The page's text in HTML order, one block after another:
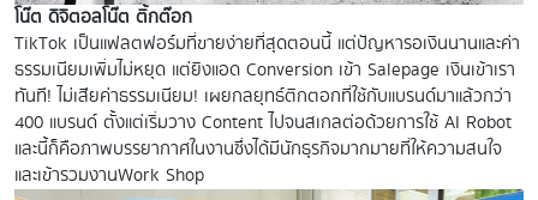
โน๊ต ดิจิตอลโน๊ต ติ้กต๊อก
TikTok เป็นแฟลตฟอร์มที่ขายง่ายที่สุดตอนนี้ แต่ปัญหารอเงินนานและค่า
ธรรมเนียมเพิ่มไม่หยุด แต่ยิงแอด Conversion เข้า Salepage เงินเข้าเรา
ทันที! ไม่เสียค่าธรรมเนียม! เผยกลยุทธ์ติกตอกที่ใช้กับแบรนด์มาแล้วกว่า
400 แบรนด์ ตั้งแต่เริ่มวาง Content ไปจนสเกลต่อด้วยการใช้ AI Robot
และนี้ก็คือภาพบรรยากาศในงานซึ่งได้มีนักธุรกิจมากมายที่ให้ความสนใจ
และเข้ารวมงานWork Shop